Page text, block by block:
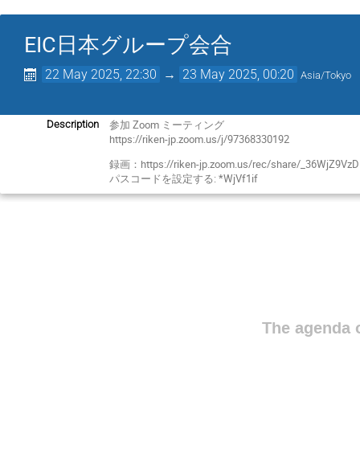
EIC日本グループ会合
22 May 2025, 22:30 → 23 May 2025, 00:20 Asia/Tokyo
Description
参加 Zoom ミーティング
https://riken-jp.zoom.us/j/97368330192
録画：https://riken-jp.zoom.us/rec/share/
パスコードを設定する: *WjVf1if
The